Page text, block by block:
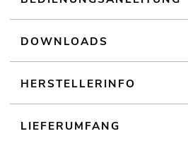
Einsatzmöglichkeit: Fliegend; auf Stativ
DOWNLOADS
HERSTELLERINFO
LIEFERUMFANG